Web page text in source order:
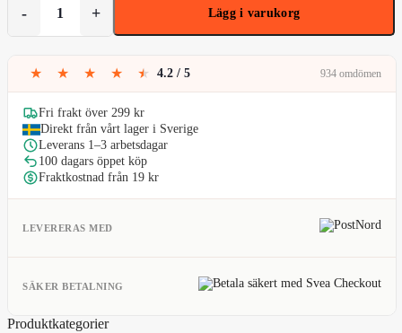
Fickvåg
Smyckesvåg
200g/0,01g
mängd
Lägg i varukorg
★ ★ ★ ★ ★ 4.2 / 5 934 omdömen
Fri frakt över 299 kr
Direkt från vårt lager i Sverige
Leverans 1–3 arbetsdagar
100 dagars öppet köp
Fraktkostnad från 19 kr
LEVERERAS MED
SÄKER BETALNING
Produktkategorier